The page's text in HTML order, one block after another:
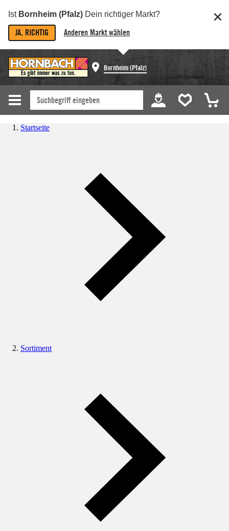
Ist Bornheim (Pfalz) Dein richtiger Markt?
JA, RICHTIG Anderen Markt wählen
Bornheim (Pfalz)
Startseite
Sortiment